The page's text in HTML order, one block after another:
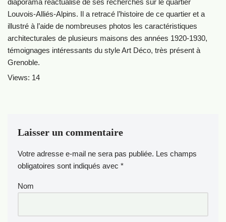
diaporama réactualisé de ses recherches sur le quartier
Louvois-Alliés-Alpins. Il a retracé l’histoire de ce quartier et a
illustré à l’aide de nombreuses photos les caractéristiques
architecturales de plusieurs maisons des années 1920-1930,
témoignages intéressants du style Art Déco, très présent à
Grenoble.
Views: 14
Laisser un commentaire
Votre adresse e-mail ne sera pas publiée. Les champs
obligatoires sont indiqués avec *
Nom